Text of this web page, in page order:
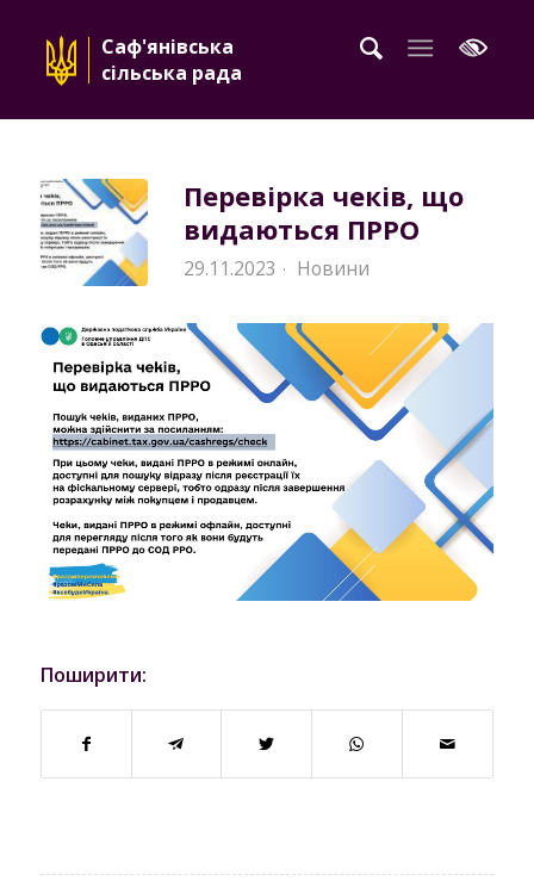
Саф'янівська
сільська рада
Перевірка чеків, що
видаються ПРРО
29.11.2023 · Новини
Поширити: